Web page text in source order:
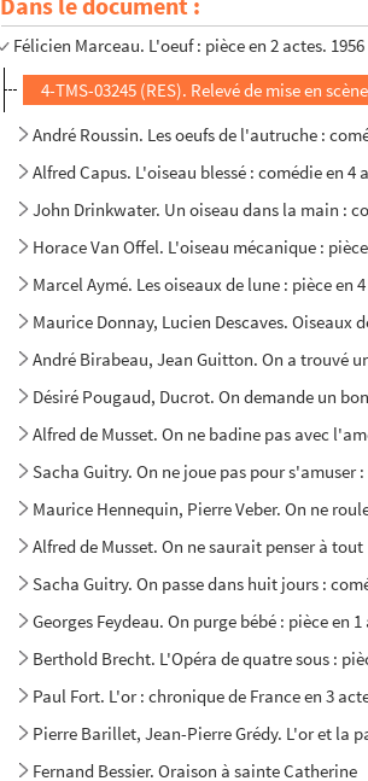
Sophocle. Œdipe-roi : tragédie en 5 actes,
Félicien Marceau. L'oeuf : pièce en 2 actes. 1956
4-TMS-03245 (RES). Relevé de mise en
André Roussin. Les oeufs de l'autruche :
Alfred Capus. L'oiseau blessé : comédie en 4
John Drinkwater. Un oiseau dans la main :
Horace Van Offel. L'oiseau mécanique :
Marcel Aymé. Les oiseaux de lune : pièce en
Maurice Donnay, Lucien Descaves. Oiseaux
André Birabeau, Jean Guitton. On a trouvé
Désiré Pougaud, Ducrot. On demande un
Alfred de Musset. On ne badine pas avec
Sacha Guitry. On ne joue pas pour s'amuser
Maurice Hennequin, Pierre Veber. On ne
Alfred de Musset. On ne saurait penser à
Sacha Guitry. On passe dans huit jours :
Georges Feydeau. On purge bébé : pièce en 1
Berthold Brecht. L'Opéra de quatre sous :
Paul Fort. L'or : chronique de France en 3
Pierre Barillet, Jean-Pierre Grédy. L'or et la
Fernand Bessier. Oraison à sainte Catherine